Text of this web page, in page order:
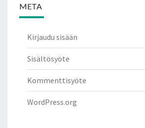
META
Kirjaudu sisään
Sisältösyöte
Kommenttisyöte
WordPress.org